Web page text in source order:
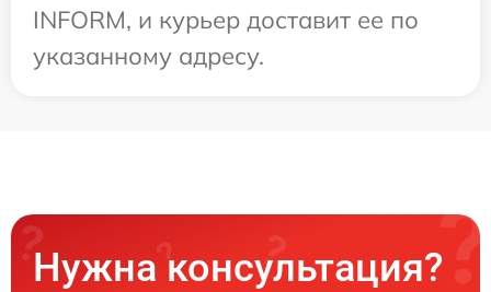
INFORM, и курьер доставит ее по
указанному адресу.
Нужна консультация?